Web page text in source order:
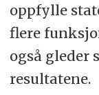
oppfylle
flere
også gleder
resultatene.